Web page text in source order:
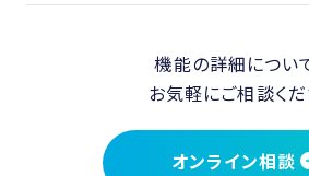
機能の詳細につい
お気軽にご相談く
オンライン相談